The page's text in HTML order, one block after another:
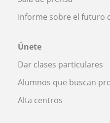
Informe sobre el futuro
Únete
Dar clases particulares
Alumnos que buscan
Alta centros